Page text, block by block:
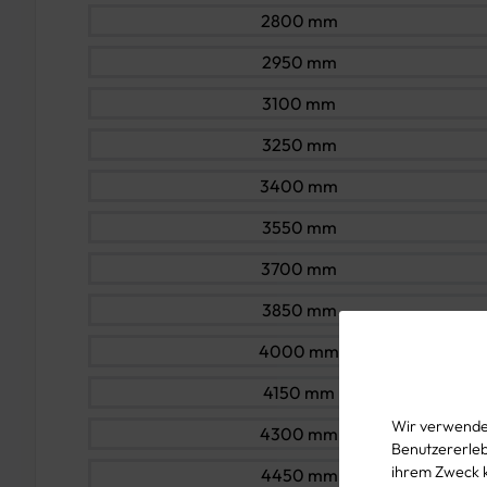
Wir
ihrem Zweck
2800 mm
2950 mm
3100 mm
3250 mm
3400 mm
3550 mm
3700 mm
3850 mm
4000 mm
4150 mm
4300 mm
4450 mm